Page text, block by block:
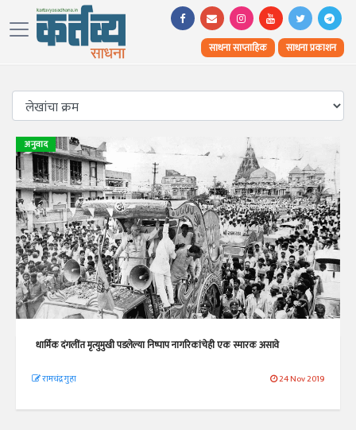
साधना साप्ताहिक साधना प्रकाशन
अनुवाद
धार्मिक दंगलींत मृत्युमुखी पडलेल्या निष्पाप नागरिकांचेही एक स्मारक असावे
रामचंद्र गुहा 24 Nov 2019